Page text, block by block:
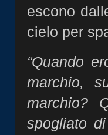
escono
cielo per
“Quando
marchio,
marchio?
spogliato